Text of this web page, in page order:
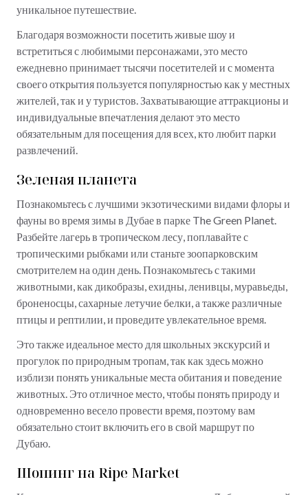
уникальное путешествие.
Благодаря возможности посетить живые шоу и
встретиться с любимыми персонажами, это место
ежедневно принимает тысячи посетителей и с момента
своего открытия пользуется популярностью как у местных
жителей, так и у туристов. Захватывающие аттракционы и
индивидуальные впечатления делают это место
обязательным для посещения для всех, кто любит парки
развлечений.
Зеленая планета
Познакомьтесь с лучшими экзотическими видами флоры и
фауны во время зимы в Дубае в парке The Green Planet.
Разбейте лагерь в тропическом лесу, поплавайте с
тропическими рыбками или станьте зоопарковским
смотрителем на один день. Познакомьтесь с такими
животными, как дикобразы, ехидны, ленивцы, муравьеды,
броненосцы, сахарные летучие белки, а также различные
птицы и рептилии, и проведите увлекательное время.
Это также идеальное место для школьных экскурсий и
прогулок по природным тропам, так как здесь можно
изблизи понять уникальные места обитания и поведение
животных. Это отличное место, чтобы понять природу и
одновременно весело провести время, поэтому вам
обязательно стоит включить его в свой маршрут по
Дубаю.
Шопинг на Ripe Market